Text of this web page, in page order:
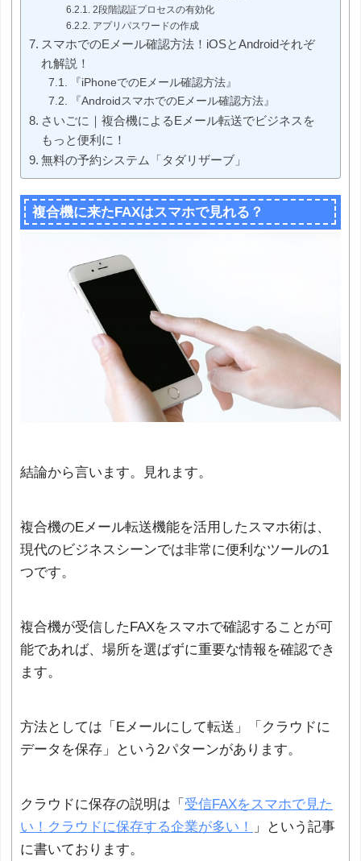
2段階認証プロセスの有効化
アプリパスワードの作成
スマホでのEメール確認方法！iOSとAndroidそれぞ
れ解説！
『iPhoneでのEメール確認方法』
『AndroidスマホでのEメール確認方法』
さいごに｜複合機によるEメール転送でビジネスを
もっと便利に！
無料の予約システム「タダリザーブ」
複合機に来たFAXはスマホで見れる？
結論から言います。見れます。
複合機のEメール転送機能を活用したスマホ術は、
現代のビジネスシーンでは非常に便利なツールの1
つです。
複合機が受信したFAXをスマホで確認することが可
能であれば、場所を選ばずに重要な情報を確認でき
ます。
方法としては「Eメールにして転送」「クラウドに
データを保存」という2パターンがあります。
クラウドに保存の説明は「 受信FAXをスマホで見た
い！クラウドに保存する企業が多い！
」という記事
に書いております。